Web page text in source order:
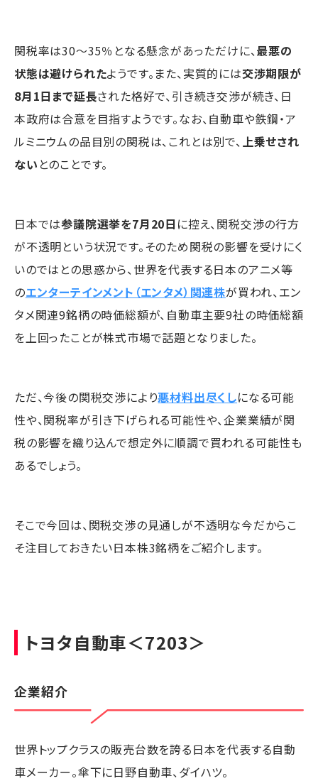
関税率は30～35％となる懸念があっただけに、最悪の
状態は避けられたようです。また、実質的には交渉期限が
8月1日まで延長された格好で、引き続き交渉が続き、日
本政府は合意を目指すようです。なお、自動車や鉄鋼・ア
ルミニウムの品目別の関税は、これとは別で、上乗せされ
ない とのことです。
日本では参議院選挙を7月20日 に控え、関税交渉の行方
が不透明という状況です。そのため関税の影響を受けにく
いのではとの思惑から、世界を代表する日本のアニメ等
のエンターテインメント（エンタメ）関連株が買われ、エン
タメ関連9銘柄の時価総額が、自動車主要9社の時価総額
を上回ったことが株式市場で話題となりました。
ただ、今後の関税交渉により悪材料出尽くしになる可能
性や、関税率が引き下げられる可能性や、企業業績が関
税の影響を織り込んで想定外に順調で買われる可能性も
あるでしょう。
そこで今回は、関税交渉の見通しが不透明な今だからこ
そ注目しておきたい日本株3銘柄をご紹介します。
トヨタ自動車＜7203＞
企業紹介
世界トップクラスの販売台数を誇る日本を代表する自動
車メーカー。傘下に日野自動車、ダイハツ。